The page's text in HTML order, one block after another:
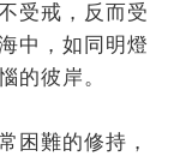
受戒，反而受
中，如同明燈
的彼岸。
困難的修持，